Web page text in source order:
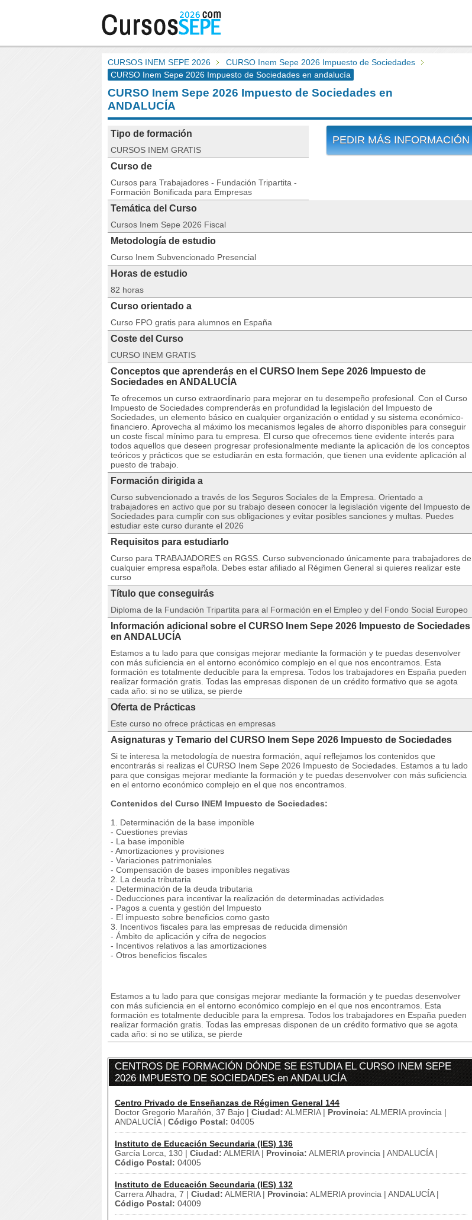
CURSOS INEM SEPE 2026
CURSO Inem Sepe 2026 Impuesto de Sociedades
CURSO Inem Sepe 2026 Impuesto de Sociedades en andalucía
CURSO Inem Sepe 2026 Impuesto de Sociedades en
ANDALUCÍA
PEDIR MÁS INFORMACIÓN
Tipo de formación
CURSOS INEM GRATIS
Curso de
Cursos para Trabajadores - Fundación Tripartita -
Formación Bonificada para Empresas
Temática del Curso
Cursos Inem Sepe 2026 Fiscal
Metodología de estudio
Curso Inem Subvencionado Presencial
Horas de estudio
82 horas
Curso orientado a
Curso FPO gratis para alumnos en España
Coste del Curso
CURSO INEM GRATIS
Conceptos que aprenderás en el CURSO Inem Sepe 2026 Impuesto de
Sociedades en ANDALUCÍA
Te ofrecemos un curso extraordinario para mejorar en tu desempeño profesional. Con el Curso
Impuesto de Sociedades comprenderás en profundidad la legislación del Impuesto de
Sociedades, un elemento básico en cualquier organización o entidad y su sistema económico-
financiero. Aprovecha al máximo los mecanismos legales de ahorro disponibles para conseguir
un coste fiscal mínimo para tu empresa. El curso que ofrecemos tiene evidente interés para
todos aquellos que deseen progresar profesionalmente mediante la aplicación de los conceptos
teóricos y prácticos que se estudiarán en esta formación, que tienen una evidente aplicación al
puesto de trabajo.
Formación dirigida a
Curso subvencionado a través de los Seguros Sociales de la Empresa. Orientado a
trabajadores en activo que por su trabajo deseen conocer la legislación vigente del Impuesto de
Sociedades para cumplir con sus obligaciones y evitar posibles sanciones y multas. Puedes
estudiar este curso durante el 2026
Requisitos para estudiarlo
Curso para TRABAJADORES en RGSS. Curso subvencionado únicamente para trabajadores de
cualquier empresa española. Debes estar afiliado al Régimen General si quieres realizar este
curso
Título que conseguirás
Diploma de la Fundación Tripartita para al Formación en el Empleo y del Fondo Social Europeo
Información adicional sobre el CURSO Inem Sepe 2026 Impuesto de Sociedades
en ANDALUCÍA
Estamos a tu lado para que consigas mejorar mediante la formación y te puedas desenvolver
con más suficiencia en el entorno económico complejo en el que nos encontramos. Esta
formación es totalmente deducible para la empresa. Todos los trabajadores en España pueden
realizar formación gratis. Todas las empresas disponen de un crédito formativo que se agota
cada año: si no se utiliza, se pierde
Oferta de Prácticas
Este curso no ofrece prácticas en empresas
Asignaturas y Temario del CURSO Inem Sepe 2026 Impuesto de Sociedades
Si te interesa la metodología de nuestra formación, aquí reflejamos los contenidos que
encontrarás si realizas el CURSO Inem Sepe 2026 Impuesto de Sociedades. Estamos a tu lado
para que consigas mejorar mediante la formación y te puedas desenvolver con más suficiencia
en el entorno económico complejo en el que nos encontramos.
Contenidos del Curso INEM Impuesto de Sociedades:
1. Determinación de la base imponible
- Cuestiones previas
- La base imponible
- Amortizaciones y provisiones
- Variaciones patrimoniales
- Compensación de bases imponibles negativas
2. La deuda tributaria
- Determinación de la deuda tributaria
- Deducciones para incentivar la realización de determinadas actividades
- Pagos a cuenta y gestión del Impuesto
- El impuesto sobre beneficios como gasto
3. Incentivos fiscales para las empresas de reducida dimensión
- Ámbito de aplicación y cifra de negocios
- Incentivos relativos a las amortizaciones
- Otros beneficios fiscales
Estamos a tu lado para que consigas mejorar mediante la formación y te puedas desenvolver
con más suficiencia en el entorno económico complejo en el que nos encontramos. Esta
formación es totalmente deducible para la empresa. Todos los trabajadores en España pueden
realizar formación gratis. Todas las empresas disponen de un crédito formativo que se agota
cada año: si no se utiliza, se pierde
CENTROS DE FORMACIÓN DÓNDE SE ESTUDIA EL CURSO INEM SEPE
2026 IMPUESTO DE SOCIEDADES en ANDALUCÍA
Centro Privado de Enseñanzas de Régimen General 144
Doctor Gregorio Marañón, 37 Bajo | Ciudad: ALMERIA | Provincia: ALMERIA provincia |
ANDALUCÍA | Código Postal: 04005
Instituto de Educación Secundaria (IES) 136
García Lorca, 130 | Ciudad: ALMERIA | Provincia: ALMERIA provincia | ANDALUCÍA |
Código Postal: 04005
Instituto de Educación Secundaria (IES) 132
Carrera Alhadra, 7 | Ciudad: ALMERIA | Provincia: ALMERIA provincia | ANDALUCÍA |
Código Postal: 04009